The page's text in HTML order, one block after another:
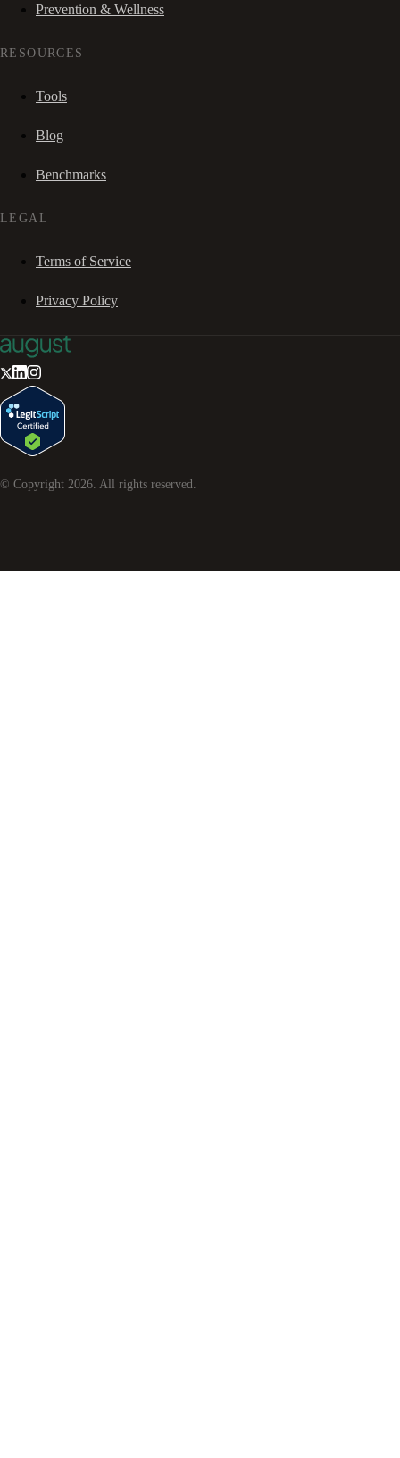
Prevention & Wellness
RESOURCES
Tools
Blog
Benchmarks
LEGAL
Terms of Service
Privacy Policy
© Copyright 2026 . All rights reserved.